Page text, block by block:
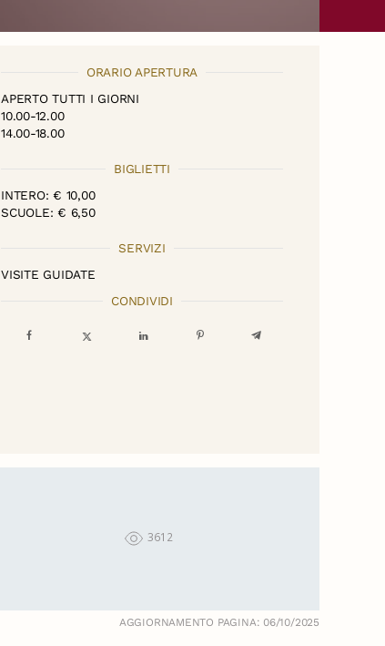
ORARIO APERTURA
APERTO TUTTI I GIORNI
10.00-12.00
14.00-18.00
BIGLIETTI
INTERO: € 10,00
SCUOLE: € 6,50
SERVIZI
VISITE GUIDATE
CONDIVIDI
3612
AGGIORNAMENTO PAGINA: 06/10/2025